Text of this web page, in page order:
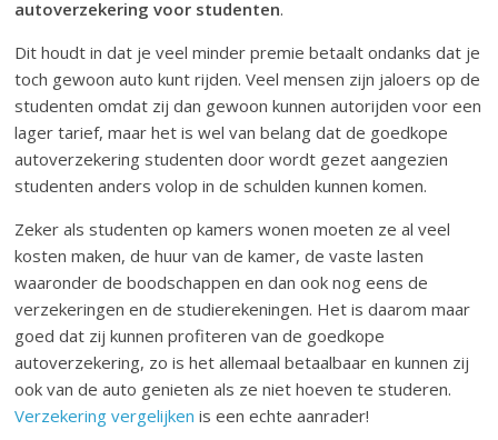
autoverzekering voor studenten.
Dit houdt in dat je veel minder premie betaalt ondanks dat je
toch gewoon auto kunt rijden. Veel mensen zijn jaloers op de
studenten omdat zij dan gewoon kunnen autorijden voor een
lager tarief, maar het is wel van belang dat de goedkope
autoverzekering studenten door wordt gezet aangezien
studenten anders volop in de schulden kunnen komen.
Zeker als studenten op kamers wonen moeten ze al veel
kosten maken, de huur van de kamer, de vaste lasten
waaronder de boodschappen en dan ook nog eens de
verzekeringen en de studierekeningen. Het is daarom maar
goed dat zij kunnen profiteren van de goedkope
autoverzekering, zo is het allemaal betaalbaar en kunnen zij
ook van de auto genieten als ze niet hoeven te studeren.
Verzekering vergelijken is een echte aanrader!